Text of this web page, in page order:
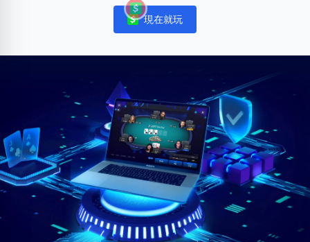
Notifications
現在就玩